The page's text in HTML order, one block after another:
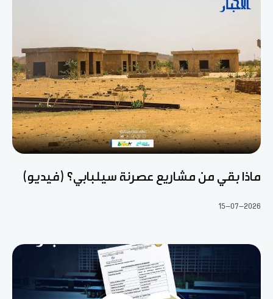
ماذا بقي من مشاريع عصرنة سيلبابي؟ (فيديو)
15-07-2026